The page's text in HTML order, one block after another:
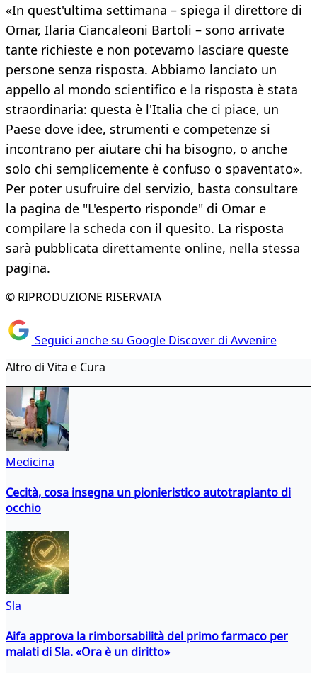
«In quest'ultima settimana – spiega il direttore di
Omar, Ilaria Ciancaleoni Bartoli – sono arrivate
tante richieste e non potevamo lasciare queste
persone senza risposta. Abbiamo lanciato un
appello al mondo scientifico e la risposta è stata
straordinaria: questa è l'Italia che ci piace, un
Paese dove idee, strumenti e competenze si
incontrano per aiutare chi ha bisogno, o anche
solo chi semplicemente è confuso o spaventato».
Per poter usufruire del servizio, basta consultare
la pagina de "L'esperto risponde" di Omar e
compilare la scheda con il quesito. La risposta
sarà pubblicata direttamente online, nella stessa
pagina.
© RIPRODUZIONE RISERVATA
Seguici anche su Google Discover di Avvenire
Altro di Vita e Cura
Medicina
Cecità, cosa insegna un pionieristico autotrapianto di
occhio
Sla
Aifa approva la rimborsabilità del primo farmaco per
malati di Sla. «Ora è un diritto»